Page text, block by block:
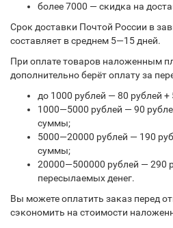
более 7000 — скидка на
Срок доставки Почтой России в
составляет в среднем 5—15 дней.
При оплате товаров наложенным
дополнительно берёт оплату за
до 1000 рублей — 80 рублей
1000—5000 рублей — 90
суммы;
5000—20000 рублей — 190
суммы;
20000—500000 рублей — 290
пересылаемых денег.
Вы можете оплатить заказ перед
сэкономить на стоимости